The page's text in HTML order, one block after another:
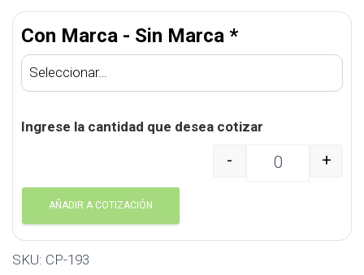
Con Marca - Sin Marca *
Ingrese la cantidad que desea cotizar
Paños húmedos
- +
AÑADIR A COTIZACIÓN
SKU: CP-193